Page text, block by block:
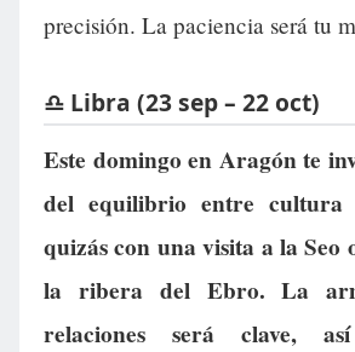
precisión. La paciencia será tu
♎ Libra (23 sep – 22 oct)
Este domingo en Aragón te
del equilibrio entre cultura
quizás con una visita a la Seo
la ribera del Ebro. La
relaciones será clave,